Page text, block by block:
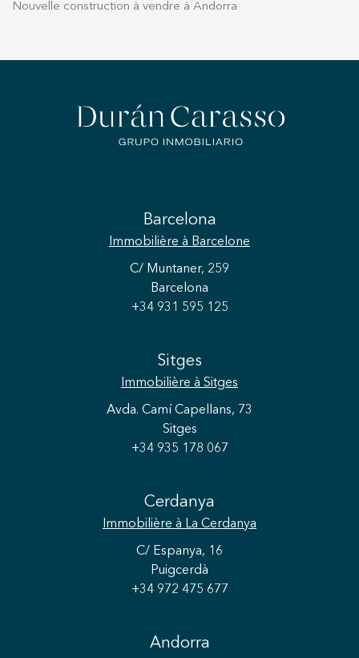
Nouvelle construction à vendre à Andorra
Barcelona
Immobilière à Barcelone
C/ Muntaner, 259
Barcelona
+34 931 595 125
Sitges
Immobilière à Sitges
Avda. Camí Capellans, 73
Sitges
+34 935 178 067
Cerdanya
Immobilière à La Cerdanya
C/ Espanya, 16
Puigcerdà
+34 972 475 677
Andorra